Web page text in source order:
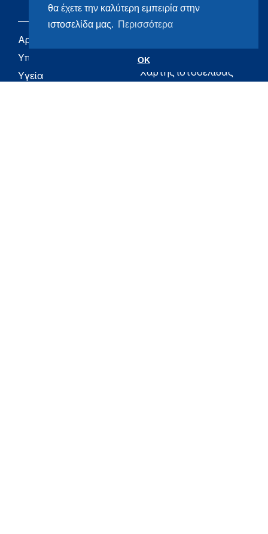
θα έχετε την καλύτερη εμπειρία στην
ιστοσελίδα μας. Περισσότερα
OK
Αρχική
Υπουργείο
Υγεία
Υγεία
Χάρτης ιστοσελίδας